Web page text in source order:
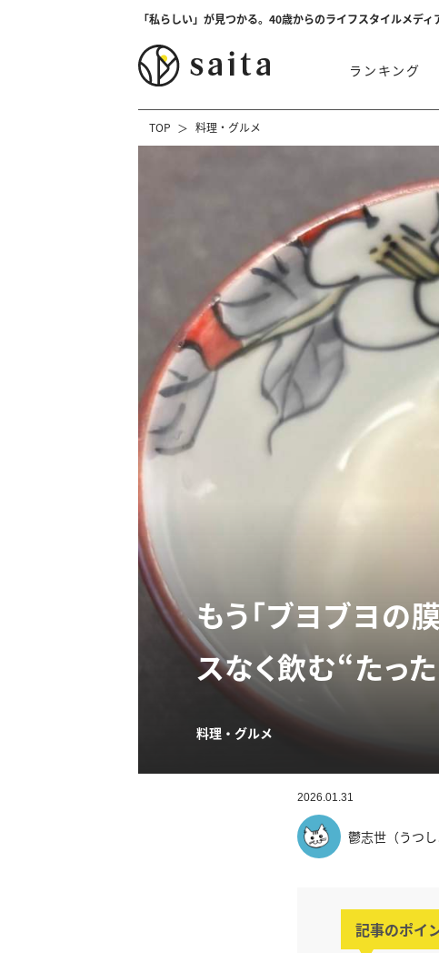
「私らしい」が見つかる。40歳からのライフスタイルメディ
ランキング
TOP 料理・グルメ
もう「ブヨブヨの
スなく飲む“たっ
料理・グルメ
2026.01.31
鬱志世（うつし
記事のポイ